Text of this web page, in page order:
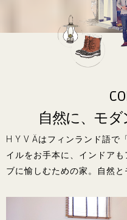
自然に、モダ
H Y V Äはフィンランド語で
イルをお手本に、インドア
ブに愉しむための家。自然と